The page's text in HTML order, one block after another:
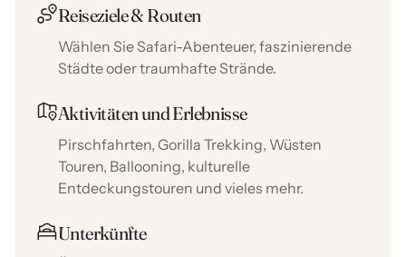
Reiseziele & Routen
Wählen Sie Safari-Abenteuer, faszinierende
Städte oder traumhafte Strände.
Aktivitäten und Erlebnisse
Pirschfahrten, Gorilla Trekking, Wüsten
Touren, Ballooning, kulturelle
Entdeckungstouren und vieles mehr.
Unterkünfte